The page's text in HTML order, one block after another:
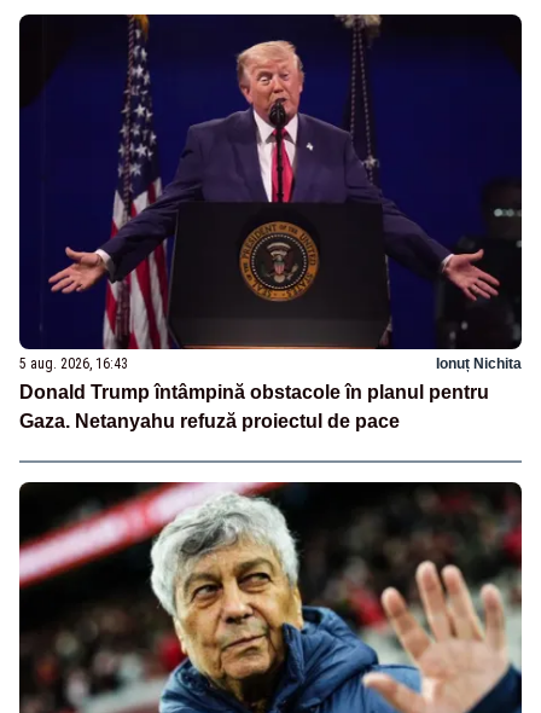
5 aug. 2026, 16:43 Ionuț Nichita
Donald Trump întâmpină obstacole în planul pentru
Gaza. Netanyahu refuză proiectul de pace